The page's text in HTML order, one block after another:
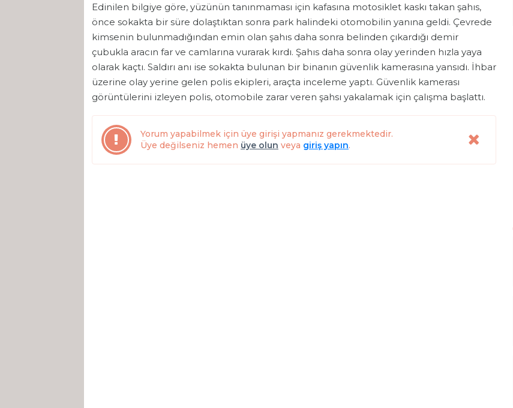
Edinilen bilgiye göre, yüzünün tanınmaması için kafasına motosiklet kaskı takan şahıs,
önce sokakta bir süre dolaştıktan sonra park halindeki otomobilin yanına geldi. Çevrede
kimsenin bulunmadığından emin olan şahıs daha sonra belinden çıkardığı demir
çubukla aracın far ve camlarına vurarak kırdı. Şahıs daha sonra olay yerinden hızla yaya
olarak kaçtı. Saldırı anı ise sokakta bulunan bir binanın güvenlik kamerasına yansıdı. İhbar
üzerine olay yerine gelen polis ekipleri, araçta inceleme yaptı. Güvenlik kamerası
görüntülerini izleyen polis, otomobile zarar veren şahsı yakalamak için çalışma başlattı.
Yorum yapabilmek için üye girişi yapmanız gerekmektedir.
Üye değilseniz hemen üye olun veya giriş yapın.
Dereye uçan otomobilde sıkışan sürücüyü itfaiye ekipleri kurtardı